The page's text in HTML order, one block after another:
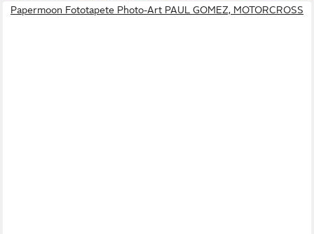
Papermoon Fototapete Photo-Art PAUL GOMEZ, MOTORCROSS